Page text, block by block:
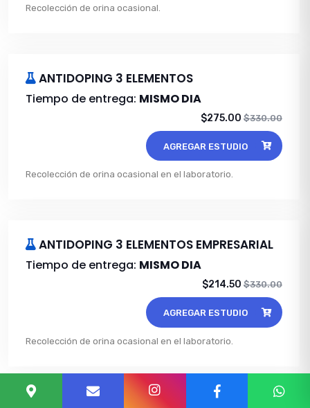
Recolección de orina ocasional.
ANTIDOPING 3 ELEMENTOS
Tiempo de entrega: MISMO DIA
$275.00 $330.00
AGREGAR ESTUDIO
Recolección de orina ocasional en el laboratorio.
ANTIDOPING 3 ELEMENTOS EMPRESARIAL
Tiempo de entrega: MISMO DIA
$214.50 $330.00
AGREGAR ESTUDIO
Recolección de orina ocasional en el laboratorio.